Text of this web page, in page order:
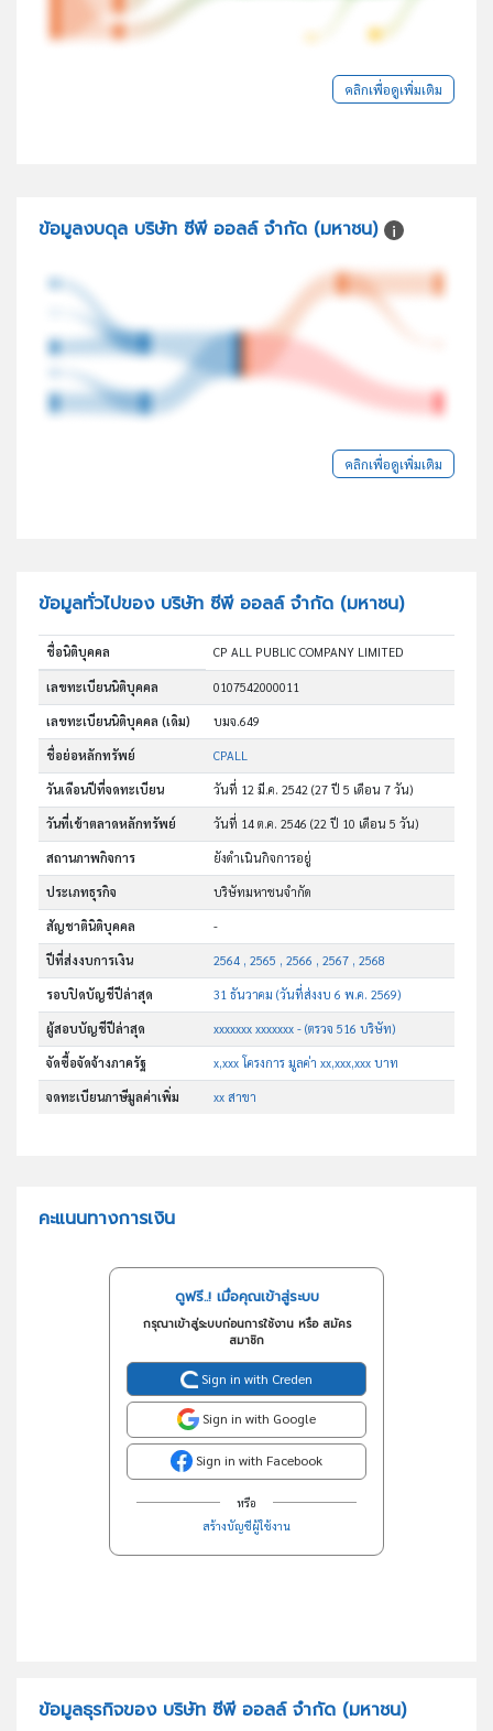
คลิกเพื่อดูเพิ่มเติม
ข้อมูลงบดุล บริษัท ซีพี ออลล์ จำกัด (มหาชน)
คลิกเพื่อดูเพิ่มเติม
ข้อมูลทั่วไปของ บริษัท ซีพี ออลล์ จำกัด (มหาชน)
ชื่อนิติบุคคล CP ALL PUBLIC COMPANY LIMITED
เลขทะเบียนนิติบุคคล 0107542000011
เลขทะเบียนนิติบุคคล (เดิม) บมจ.649
ชื่อย่อหลักทรัพย์ CPALL
วันเดือนปีที่จดทะเบียน วันที่ 12 มี.ค. 2542(27 ปี 5 เดือน 7 วัน)
วันที่เข้าตลาดหลักทรัพย์ วันที่ 14 ต.ค. 2546(22 ปี 10 เดือน 5 วัน)
สถานภาพกิจการ ยังดำเนินกิจการอยู่
ประเภทธุรกิจ บริษัทมหาชนจำกัด
สัญชาตินิติบุคคล -
ปีที่ส่งงบการเงิน 2564 , 2565 , 2566 , 2567 , 2568
รอบปิดบัญชีปีล่าสุด 31 ธันวาคม (วันที่ส่งงบ 6 พ.ค. 2569)
ผู้สอบบัญชีปีล่าสุด xxxxxxx xxxxxxx - (ตรวจ 516 บริษัท)
จัดซื้อจัดจ้างภาครัฐ x,xxx โครงการ มูลค่า xx,xxx,xxx บาท
จดทะเบียนภาษีมูลค่าเพิ่ม xx สาขา
คะแนนทางการเงิน
ดูฟรี..! เมื่อคุณเข้าสู่ระบบ
กรุณาเข้าสู่ระบบก่อนการใช้งาน หรือ สมัคร
สมาชิก
Sign in with Creden
Sign in with Google
Sign in with Facebook
หรือ
สร้างบัญชีผู้ใช้งาน
ข้อมูลธุรกิจของ บริษัท ซีพี ออลล์ จำกัด (มหาชน)